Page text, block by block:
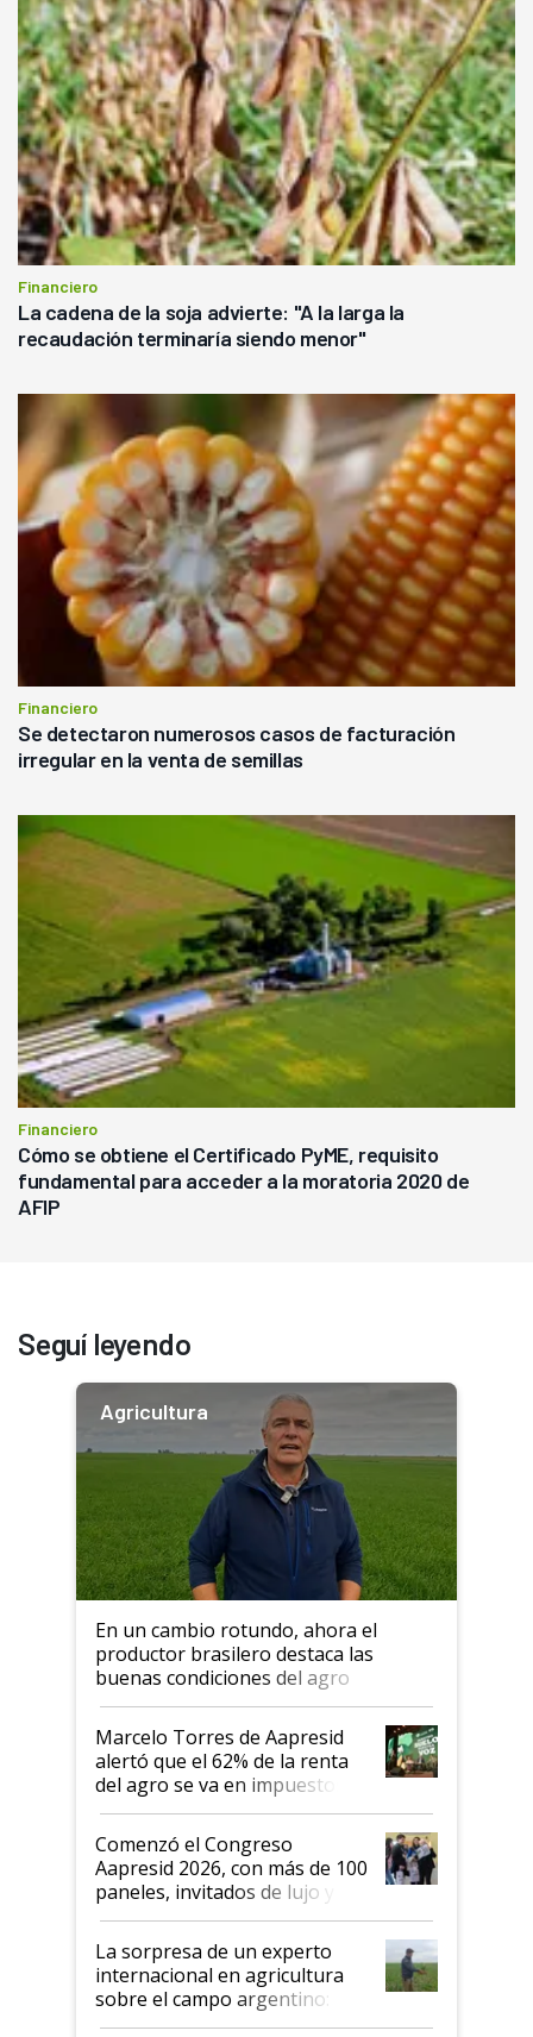
Financiero
La cadena de la soja advierte: "A la larga la
recaudación terminaría siendo menor"
Financiero
Se detectaron numerosos casos de facturación
irregular en la venta de semillas
Financiero
Cómo se obtiene el Certificado PyME, requisito
fundamental para acceder a la moratoria 2020 de
AFIP
Seguí leyendo
Agricultura
En un cambio rotundo, ahora el
productor brasilero destaca las
buenas condiciones del agro
argentino para invertir: "Los veo
más motivados"
Marcelo Torres de Aapresid
alertó que el 62% de la renta
del agro se va en impuestos:
"No es bueno que en
Argentina se sigan discutiendo
las mismas cosas de hace 50
años"
Comenzó el Congreso
Aapresid 2026, con más de 100
paneles, invitados de lujo y
todas las tendencias
La sorpresa de un experto
internacional en agricultura
sobre el campo argentino:
"Estoy muy impresionado"